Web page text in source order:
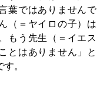
葉ではありませんで
（＝ヤイロの子）は
もう先生（＝イエス
とはありません」と
。